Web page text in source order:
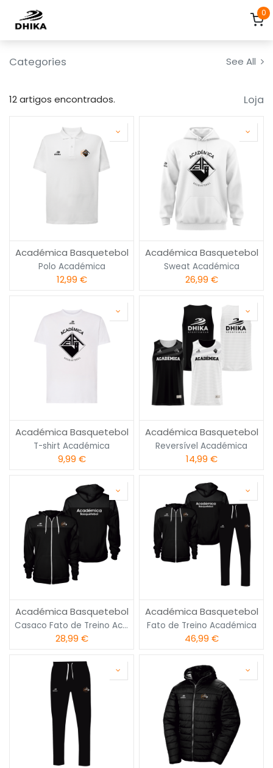
0
Categories See All
Loja
12 artigos encontrados.
Académica Basquetebol
Polo Académica
12,99 €
Académica Basquetebol
Sweat Académica
26,99 €
Académica Basquetebol
T-shirt Académica
9,99 €
Académica Basquetebol
Reversível Académica
14,99 €
Académica Basquetebol
Casaco Fato de Treino Académica
28,99 €
Académica Basquetebol
Fato de Treino Académica
46,99 €